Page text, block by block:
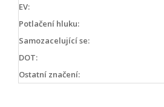
EV:
Potlačení hluku:
Samozacelující se:
DOT:
Ostatní značení: